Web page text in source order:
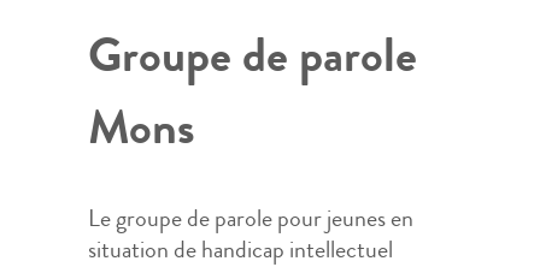
Groupe de parole
Mons
Le groupe de parole pour jeunes en
situation de handicap intellectuel